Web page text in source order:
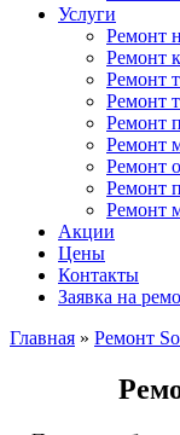
Услуги
Ремонт
Ремонт
Ремонт
Ремонт
Ремонт
Ремонт
Ремонт
Ремонт
Ремонт
Акции
Цены
Контакты
Заявка на
Главная » Ремонт